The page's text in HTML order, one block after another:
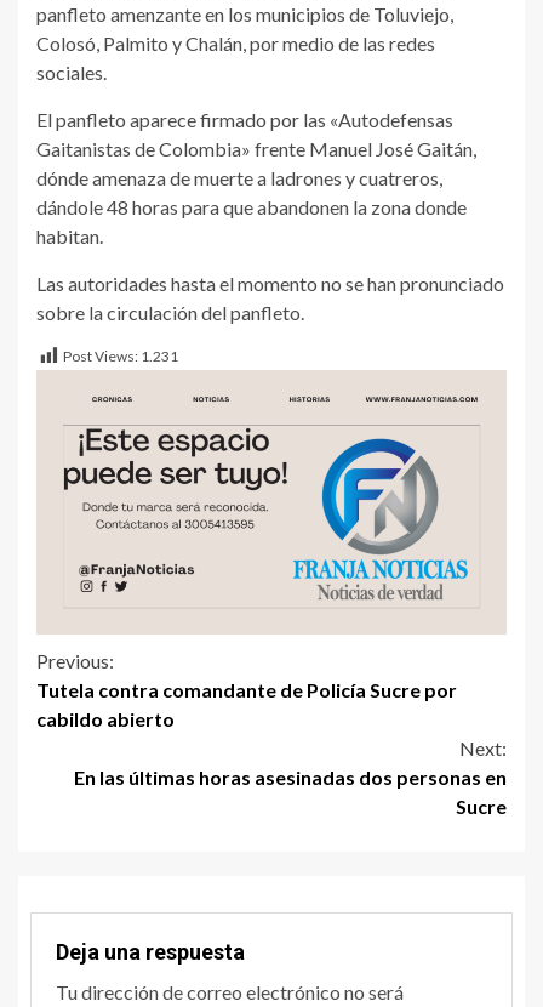
panfleto amenzante en los municipios de Toluviejo,
Colosó, Palmito y Chalán, por medio de las redes
sociales.
El panfleto aparece firmado por las «Autodefensas
Gaitanistas de Colombia» frente Manuel José Gaitán,
dónde amenaza de muerte a ladrones y cuatreros,
dándole 48 horas para que abandonen la zona donde
habitan.
Las autoridades hasta el momento no se han pronunciado
sobre la circulación del panfleto.
Post Views: 1.231
Previous:
Tutela contra comandante de Policía Sucre por
cabildo abierto
Next:
En las últimas horas asesinadas dos personas en
Sucre
Deja una respuesta
Tu dirección de correo electrónico no será